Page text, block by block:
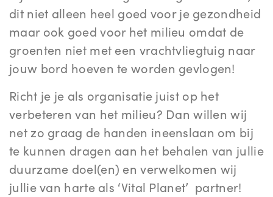
dit niet alleen heel goed voor je gezondheid
maar ook goed voor het milieu omdat de
groenten niet met een vrachtvliegtuig naar
jouw bord hoeven te worden gevlogen!
Richt je je als organisatie juist op het
verbeteren van het milieu? Dan willen wij
net zo graag de handen ineenslaan om bij
te kunnen dragen aan het behalen van jullie
duurzame doel(en) en verwelkomen wij
jullie van harte als ‘Vital Planet’ partner!